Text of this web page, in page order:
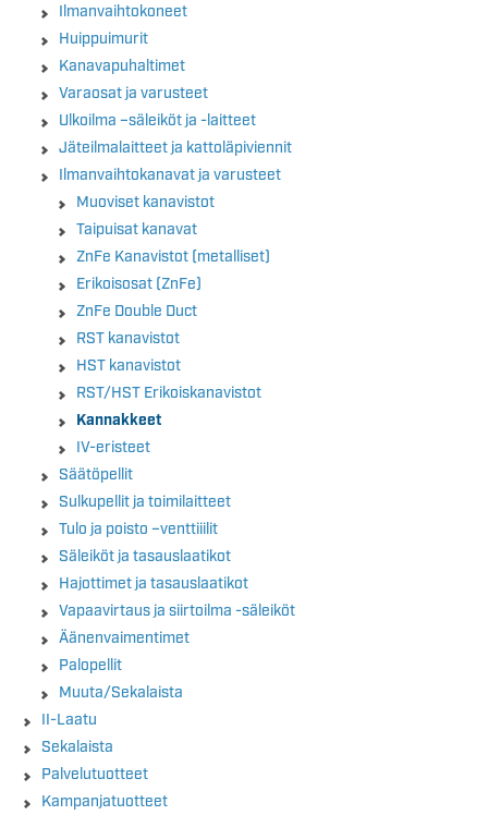
Ilmanvaihtokoneet
Huippuimurit
Kanavapuhaltimet
Varaosat ja varusteet
Ulkoilma –säleiköt ja -laitteet
Jäteilmalaitteet ja kattoläpiviennit
Ilmanvaihtokanavat ja varusteet
Muoviset kanavistot
Taipuisat kanavat
ZnFe Kanavistot (metalliset)
Erikoisosat (ZnFe)
ZnFe Double Duct
RST kanavistot
HST kanavistot
RST/HST Erikoiskanavistot
Kannakkeet
IV-eristeet
Säätöpellit
Sulkupellit ja toimilaitteet
Tulo ja poisto –venttiiilit
Säleiköt ja tasauslaatikot
Hajottimet ja tasauslaatikot
Vapaavirtaus ja siirtoilma -säleiköt
Äänenvaimentimet
Palopellit
Muuta/Sekalaista
II-Laatu
Sekalaista
Palvelutuotteet
Kampanjatuotteet